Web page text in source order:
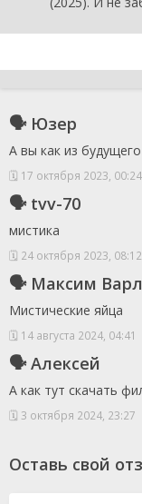
🗣 Юзер
А вы как из
🗓 17 октября 2023, 00:24
🗣 tvv-70
мистика
🗓 24 октября 2023, 08:12
🗣 Максим
Мистические яйца
🗓 14 августа 2024, 04:41
🗣 Алексей
А как тут скачать
🗓 3 октября 2024, 23:27
Оставь свой